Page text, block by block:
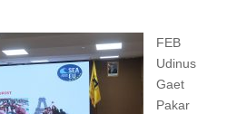
FEB
Udinus
Gaet
Pakar